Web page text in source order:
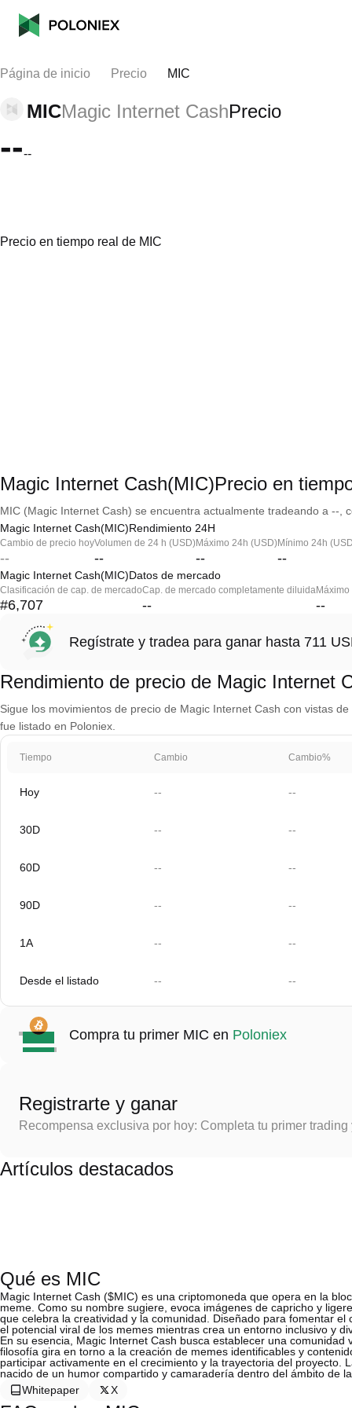
Página de inicio Precio MIC
MICMagic Internet CashPrecio
----
Precio en tiempo real de MIC
Magic Internet Cash(MIC)Precio en
MIC (Magic Internet Cash) se encuentra actualmente tradeando a --,
Magic Internet Cash(MIC)Rendimiento 24H
Cambio de precio hoy
--
Volumen de 24 h (USD)
--
Máximo 24h (USD)
--
Mínimo 24h
--
Magic Internet Cash(MIC)Datos de mercado
Clasificación de cap. de mercado
#6,707
Cap. de mercado completamente diluida
-- --
Regístrate y tradea para ganar hasta 711
Rendimiento de precio de Magic Internet
Sigue los movimientos de precio de Magic Internet Cash con vistas
fue listado en Poloniex.
Tiempo Cambio Cambio%
Hoy -- --
30D -- --
60D -- --
90D -- --
1A -- --
Desde el listado -- --
Compra tu primer MIC en Poloniex
Registrarte y ganar
Recompensa exclusiva por hoy: Completa tu primer
Artículos destacados
Qué es MIC
Magic Internet Cash ($MIC) es una criptomoneda que opera en la
meme. Como su nombre sugiere, evoca imágenes de capricho y
que celebra la creatividad y la comunidad. Diseñado para fomentar
el potencial viral de los memes mientras crea un entorno inclusivo y
En su esencia, Magic Internet Cash busca establecer una
filosofía gira en torno a la creación de memes identificables y
participar activamente en el crecimiento y la trayectoria del proyecto.
nacido de un humor compartido y camaradería dentro del ámbito de
Whitepaper
X